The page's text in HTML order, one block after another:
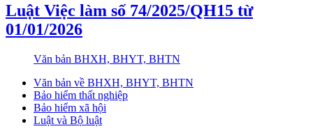
Luật Việc làm số 74/2025/QH15 từ
01/01/2026
Văn bản BHXH, BHYT, BHTN
Văn bản về BHXH, BHYT, BHTN
Bảo hiểm thất nghiệp
Bảo hiểm xã hội
Luật và Bộ luật